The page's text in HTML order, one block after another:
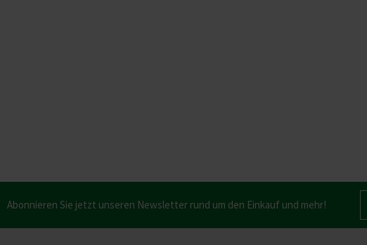
Abonnieren Sie jetzt unseren Newsletter rund um den Einkauf und mehr!